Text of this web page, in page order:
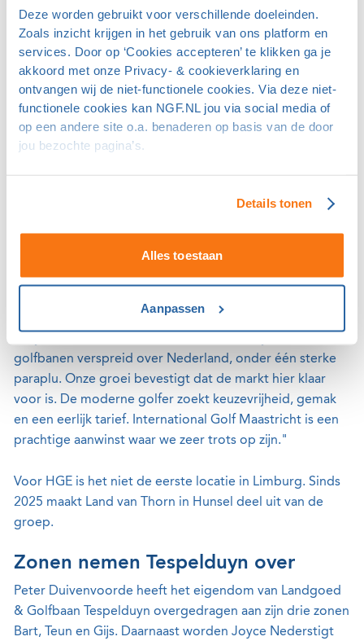
Deze worden gebruikt voor verschillende doeleinden.
Zoals inzicht krijgen in het gebruik van ons platform en
services. Door op ‘Cookies accepteren’ te klikken ga je
akkoord met onze Privacy- & cookieverklaring en
ontvangen wij de niet-functionele cookies. Via deze niet-
functionele cookies kan NGF.NL jou via social media of
op een andere site o.a. benaderen op basis van de door
jou bezochte pagina’s.
Details tonen
Alles toestaan
Aanpassen
zestien golfbanen in Nederland. Eerder dit jaar werd
Naarderbos aan de portefeuille toegevoegd, waar
inmiddels is begonnen met de herontwikkeling.
De 27-holes baan van International Golf Maastricht,
gelegen op de Dousberg, is ontworpen door
golfbaanarchitecten Steve Marnoch en Dimitri van
Hauwaert en bestaat sinds 2006. Het ontwerp is letterlijk
grensoverschrijdend: meerdere holes liggen op Belgisch
grondgebied. Op de baan waren twee verenigingen
Golfclub Lanaken (aangesloten bij de KBGF). Met de
besturen van de verenigingen wordt op korte termijn
gesproken over de toekomst, zegt HGE.
Hans Schaap, eigenaar en algemeen directeur van HGE:
golfbanen verspreid over Nederland, onder één sterke
paraplu. Onze groei bevestigt dat de markt hier klaar
voor is. De moderne golfer zoekt keuzevrijheid, gemak
en een eerlijk tarief. International Golf Maastricht is een
prachtige aanwinst waar we zeer trots op zijn."
Voor HGE is het niet de eerste locatie in Limburg. Sinds
2025 maakt Land van Thorn in Hunsel deel uit van de
groep.
Zonen nemen Tespelduyn over
Peter Duivenvoorde heeft het eigendom van Landgoed
& Golfbaan Tespelduyn overgedragen aan zijn drie zonen
Bart, Teun en Gijs. Daarnaast worden Joyce Nederstigt